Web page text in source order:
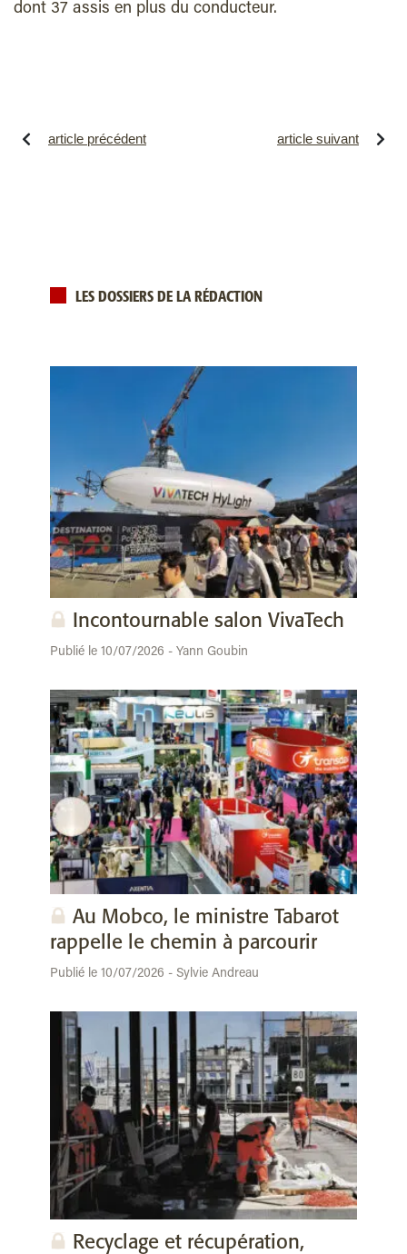
dont 37 assis en plus du conducteur.
article précédent article suivant
LES DOSSIERS DE LA RÉDACTION
Incontournable salon VivaTech
Publié le 10/07/2026 - Yann Goubin
Au Mobco, le ministre Tabarot
rappelle le chemin à parcourir
Publié le 10/07/2026 - Sylvie Andreau
Recyclage et récupération,